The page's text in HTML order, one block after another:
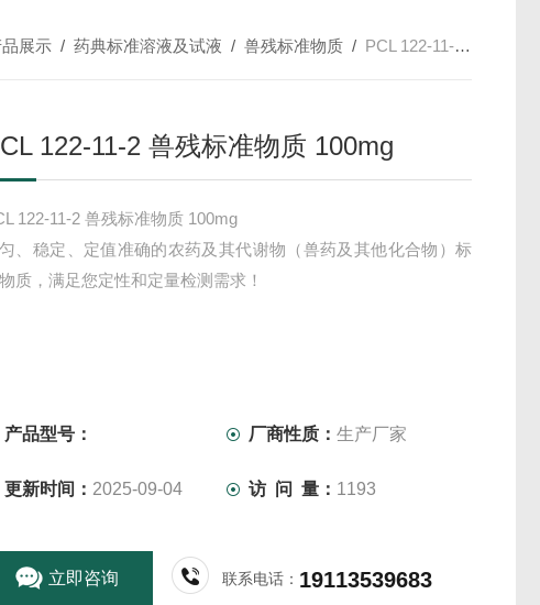
展示 /药典标准溶液及试液 /兽残标准物质 / PCL 122-11-2 兽残标准物质 100mg
122-11-2 兽残标准物质 100mg
122-11-2 兽残标准物质 100mg
、稳定、定值准确的农药及其代谢物（兽药及其他化合物）标
质，满足您定性和定量检测需求！
产品型号： 厂商性质：生产厂家
更新时间： 2025-09-04 访 问 量： 1193
立即咨询 联系电话： 19113539683